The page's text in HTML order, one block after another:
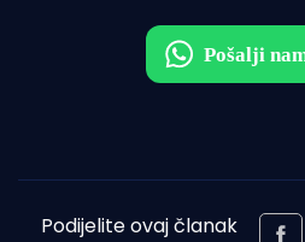
Podijelite ovaj članak